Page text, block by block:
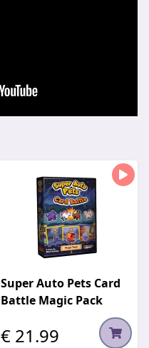
Super Auto Pets Card
Battle Magic Pack
€ 21.99